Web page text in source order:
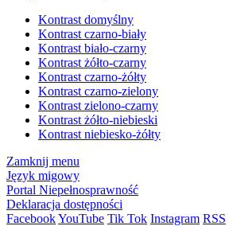
Kontrast domyślny
Kontrast czarno-biały
Kontrast biało-czarny
Kontrast żółto-czarny
Kontrast czarno-żółty
Kontrast czarno-zielony
Kontrast zielono-czarny
Kontrast żółto-niebieski
Kontrast niebiesko-żółty
Zamknij menu
Język migowy
Portal Niepełnosprawność
Deklaracja dostępności
FacebookYouTube Tik Tok Instagram RSS